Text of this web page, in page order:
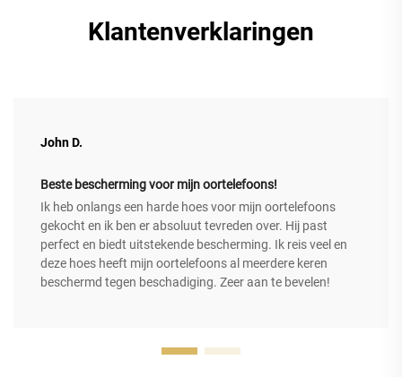
Klantenverklaringen
John D.
Beste bescherming voor mijn oortelefoons!
Ik heb onlangs een harde hoes voor mijn oortelefoons
gekocht en ik ben er absoluut tevreden over. Hij past
perfect en biedt uitstekende bescherming. Ik reis veel en
deze hoes heeft mijn oortelefoons al meerdere keren
beschermd tegen beschadiging. Zeer aan te bevelen!